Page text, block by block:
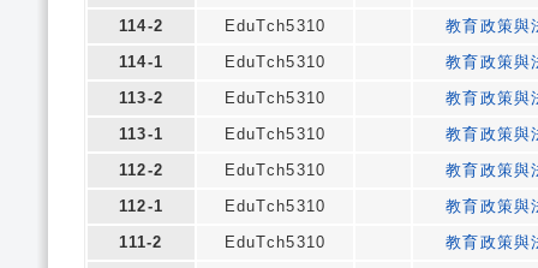
114-2
EduTch5310
教育政策與
114-1
EduTch5310
教育政策與
113-2
EduTch5310
教育政策與
113-1
EduTch5310
教育政策與
112-2
EduTch5310
教育政策與
112-1
EduTch5310
教育政策與
111-2
EduTch5310
教育政策與